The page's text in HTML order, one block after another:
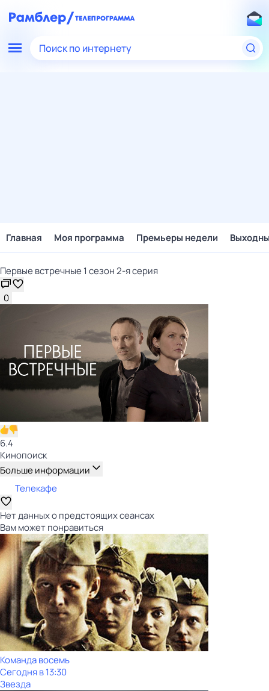
Поиск по интернету
Главная Моя программа Премьеры недели
Первые встречные 1 сезон 2-я серия
0
6.4
Кинопоиск
Больше информации
Телекафе
Нет данных о предстоящих сеансах
Вам может понравиться
Команда восемь
Сегодня в 13:30
Звезда